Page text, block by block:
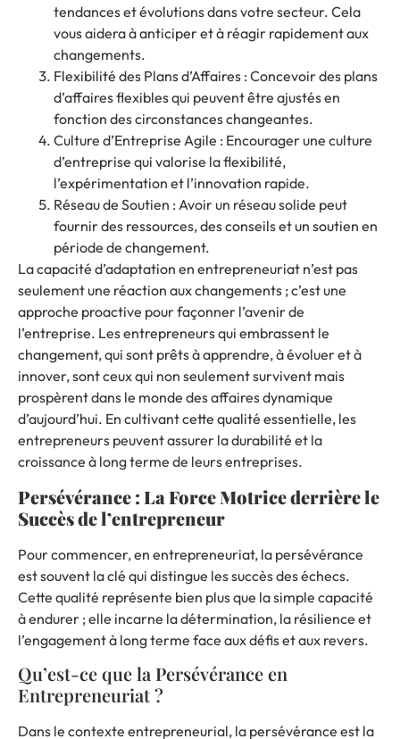
tendances et évolutions dans votre secteur. Cela
vous aidera à anticiper et à réagir rapidement aux
changements.
Flexibilité des Plans d’Affaires : Concevoir des plans
d’affaires flexibles qui peuvent être ajustés en
fonction des circonstances changeantes.
Culture d’Entreprise Agile : Encourager une culture
d’entreprise qui valorise la flexibilité,
l’expérimentation et l’innovation rapide.
Réseau de Soutien : Avoir un réseau solide peut
fournir des ressources, des conseils et un soutien en
période de changement.
La capacité d’adaptation en entrepreneuriat n’est pas
seulement une réaction aux changements ; c’est une
approche proactive pour façonner l’avenir de
l’entreprise. Les entrepreneurs qui embrassent le
changement, qui sont prêts à apprendre, à évoluer et à
innover, sont ceux qui non seulement survivent mais
prospèrent dans le monde des affaires dynamique
d’aujourd’hui. En cultivant cette qualité essentielle, les
entrepreneurs peuvent assurer la durabilité et la
croissance à long terme de leurs entreprises.
Persévérance : La Force Motrice derrière le
Succès de l’entrepreneur
Pour commencer, en entrepreneuriat, la persévérance
est souvent la clé qui distingue les succès des échecs.
Cette qualité représente bien plus que la simple capacité
à endurer ; elle incarne la détermination, la résilience et
l’engagement à long terme face aux défis et aux revers.
Qu’est-ce que la Persévérance en
Entrepreneuriat ?
Dans le contexte entrepreneurial, la persévérance est la